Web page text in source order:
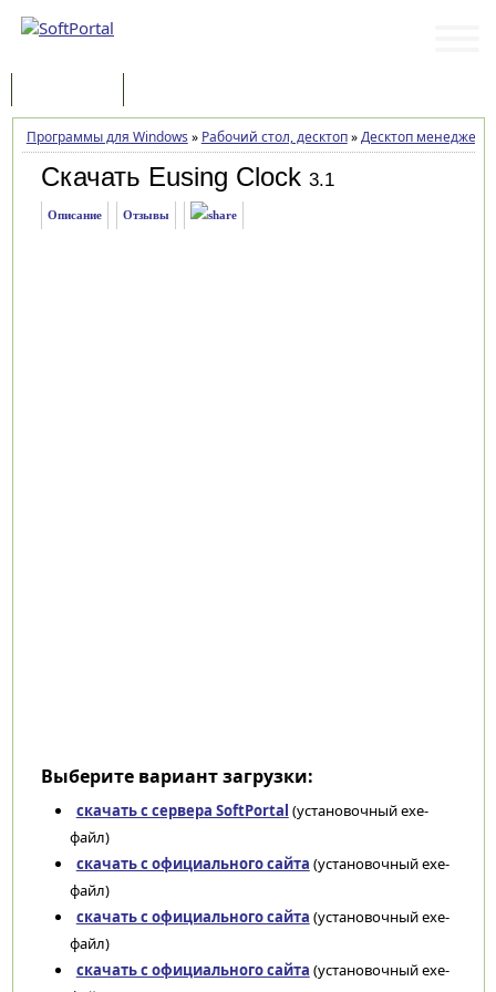
Программы для Windows » Рабочий стол, десктоп»Десктоп менеджеры
Скачать Eusing Clock 3.1
Описание Отзывы
Выберите вариант загрузки:
скачать с сервера SoftPortal (установочный exe-
файл)
скачать с официального сайта (установочный exe-
файл)
скачать с официального сайта (установочный exe-
файл)
скачать с официального сайта (установочный exe-